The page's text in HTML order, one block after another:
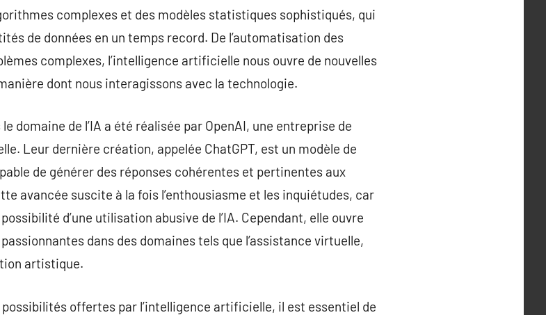
complexes et des modèles statistiques sophistiqués, qui
de données en un temps record. De l’automatisation des
complexes, l’intelligence artificielle nous ouvre de nouvelles
dont nous interagissons avec la technologie.
domaine de l’IA a été réalisée par OpenAI, une entreprise de
Leur dernière création, appelée ChatGPT, est un modèle de
de générer des réponses cohérentes et pertinentes aux
avancée suscite à la fois l’enthousiasme et les inquiétudes, car
d’une utilisation abusive de l’IA. Cependant, elle ouvre
dans des domaines tels que l’assistance virtuelle,
artistique.
offertes par l’intelligence artificielle, il est essentiel de